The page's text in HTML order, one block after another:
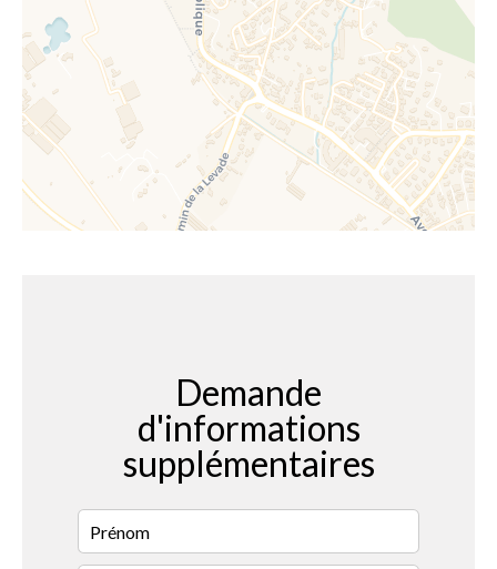
Demande
d'informations
supplémentaires